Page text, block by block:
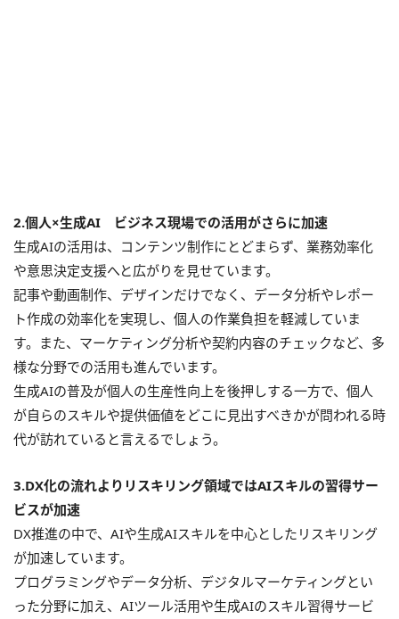
2.個人×生成AI ビジネス現場での活用がさらに加速
生成AIの活用は、コンテンツ制作にとどまらず、業務効率化
や意思決定支援へと広がりを見せています。
記事や動画制作、デザインだけでなく、データ分析やレポー
ト作成の効率化を実現し、個人の作業負担を軽減していま
す。また、マーケティング分析や契約内容のチェックなど、多
様な分野での活用も進んでいます。
生成AIの普及が個人の生産性向上を後押しする一方で、個人
が自らのスキルや提供価値をどこに見出すべきかが問われる時
代が訪れていると言えるでしょう。
3.DX化の流れよりリスキリング領域ではAIスキルの習得サー
ビスが加速
DX推進の中で、AIや生成AIスキルを中心としたリスキリング
が加速しています。
プログラミングやデータ分析、デジタルマーケティングとい
った分野に加え、AIツール活用や生成AIのスキル習得サービ